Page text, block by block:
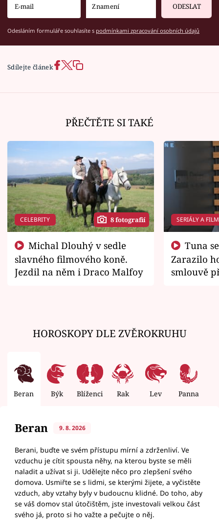
ODESLAT
Odesláním formuláře souhlasíte s podmínkami zpracování osobních údajů
Sdílejte článek
PŘEČTĚTE SI TAKÉ
CELEBRITY 8 fotografií
slavného filmového koně.
Jezdil na něm i Draco Malfoy
SERIÁLY A
Zarazilo
smlouvě
HOROSKOPY DLE ZVĚROKRUHU
Beran Býk Blíženci Rak Lev Panna
Beran 9. 8. 2026
Berani, buďte ve svém přístupu mírní a zdrženliví. Ve
vzduchu je cítit spousta něhy, na kterou byste se měli
naladit a užívat si ji. Udělejte něco pro zlepšení svého
domova. Usmiřte se s lidmi, se kterými žijete, a vyčistěte
vzduch, aby vztahy byly v budoucnu klidné. Do toho, aby
se váš domov stal útočištěm, jste investovali velkou část
svého já, proto si ho važte a pečujte o něj.